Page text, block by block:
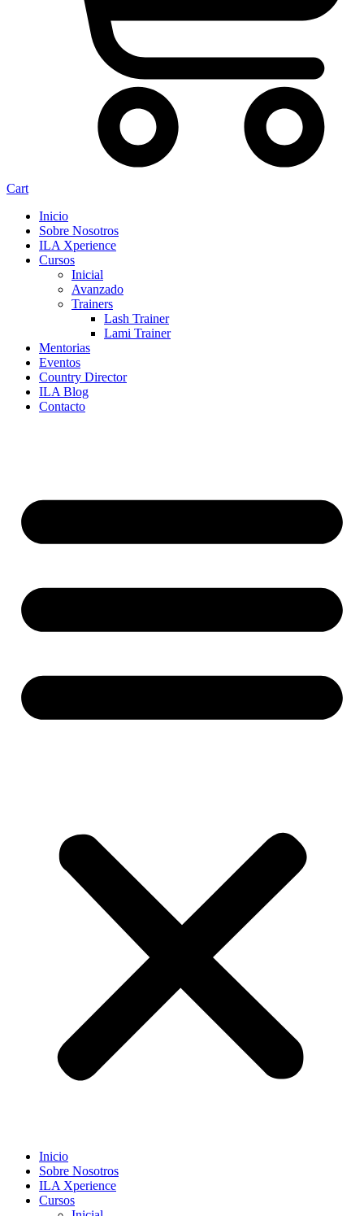
Cart
Inicio
Sobre Nosotros
ILA Xperience
Cursos
Inicial
Avanzado
Trainers
Lash Trainer
Lami Trainer
Mentorias
Eventos
Country Director
ILA Blog
Contacto
Inicio
Sobre Nosotros
ILA Xperience
Cursos